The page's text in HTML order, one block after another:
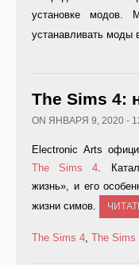
установке модов.
устанавливать моды
The Sims 4:
ON ЯНВАРЯ 9, 2020 -
Electronic Arts
The Sims 4.
жизнь», и его
жизни симов.
The Sims 4, The Sims